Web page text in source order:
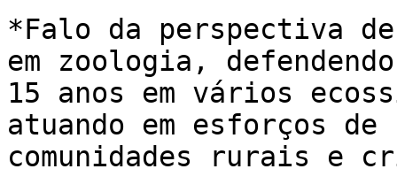
*Falo da perspectiva
em zoologia,
15 anos em vários
atuando em esforços de
comunidades rurais e